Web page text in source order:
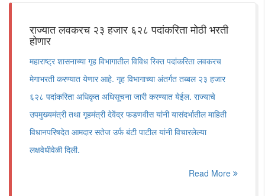
राज्यात लवकरच २३ हजार ६२८ पदांकरिता मोठी भरती
होणार
महाराष्ट्र शासनाच्या गृह विभागातील विविध रिक्त पदांकरिता लवकरच
मेगाभरती करण्यात येणार आहे. गृह विभागाच्या अंतर्गत तब्बल २३ हजार
६२८ पदांकरिता अधिकृत अधिसूचना जारी करण्यात येईल. राज्याचे
उपमुख्यमंत्री तथा गृहमंत्री देवेंद्र फडणवीस यांनी यासंदर्भातील माहिती
विधानपरिषदेत आमदार सतेज उर्फ बंटी पाटील यांनी विचारलेल्या
लक्षवेधीवेळी दिली.
Read More